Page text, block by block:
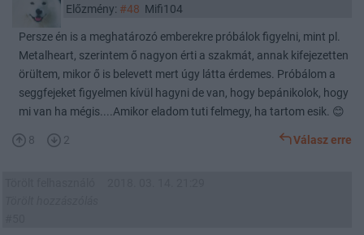
Előzmény: #48 Mifi104
Persze én is a meghatározó emberekre próbálok figyelni, mint pl.
Metalheart, szerintem ő nagyon érti a szakmát, annak kifejezetten
örültem, mikor ő is belevett mert úgy látta érdemes. Próbálom a
seggfejeket figyelmen kívül hagyni de van, hogy bepánikolok, hogy
mi van ha mégis....Amikor eladom tuti felmegy, ha tartom esik. 😊
8 2 Válasz erre